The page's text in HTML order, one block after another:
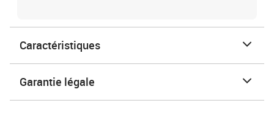
Caractéristiques
Garantie légale